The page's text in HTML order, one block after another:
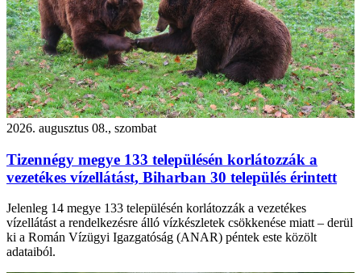
2026. augusztus 08., szombat
Tizennégy megye 133 településén korlátozzák a
vezetékes vízellátást, Biharban 30 település érintett
Jelenleg 14 megye 133 településén korlátozzák a vezetékes
vízellátást a rendelkezésre álló vízkészletek csökkenése miatt – derül
ki a Román Vízügyi Igazgatóság (ANAR) péntek este közölt
adataiból.